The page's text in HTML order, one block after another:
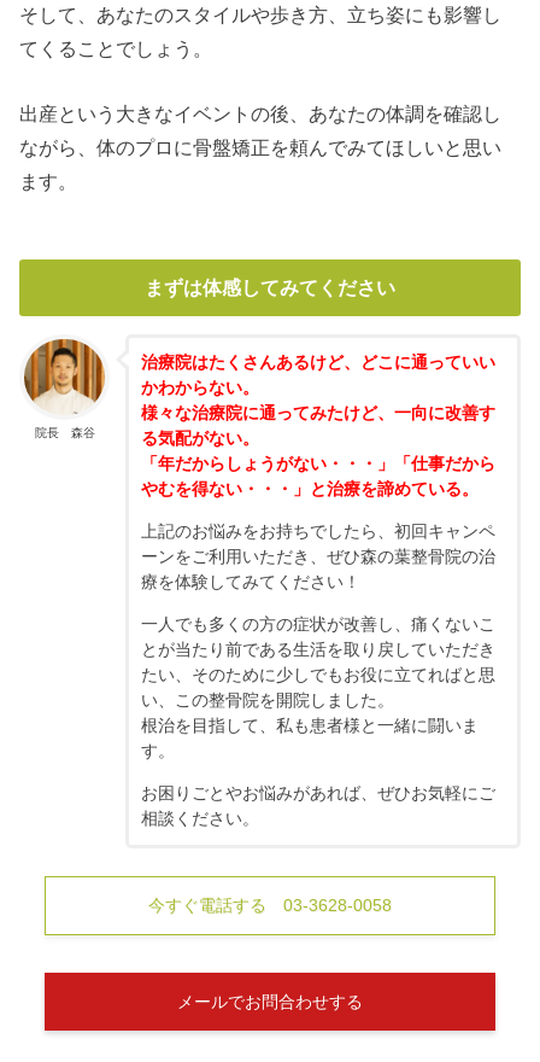
そして、あなたのスタイルや歩き方、立ち姿にも影響し
てくることでしょう。
出産という大きなイベントの後、あなたの体調を確認し
ながら、体のプロに骨盤矯正を頼んでみてほしいと思い
ます。
まずは体感してみてください
院長 森谷
治療院はたくさんあるけど、どこに通っていい
かわからない。
様々な治療院に通ってみたけど、一向に改善す
る気配がない。
「年だからしょうがない・・・」「仕事だから
やむを得ない・・・」と治療を諦めている。
上記のお悩みをお持ちでしたら、初回キャンペ
ーンをご利用いただき、ぜひ森の葉整骨院の治
療を体験してみてください！
一人でも多くの方の症状が改善し、痛くないこ
とが当たり前である生活を取り戻していただき
たい、そのために少しでもお役に立てればと思
い、この整骨院を開院しました。
根治を目指して、私も患者様と一緒に闘いま
す。
お困りごとやお悩みがあれば、ぜひお気軽にご
相談ください。
今すぐ電話する 03-3628-0058
メールでお問合わせする